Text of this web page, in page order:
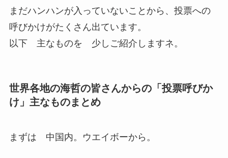
まだハンハンが入っていないことから、投票への
呼びかけがたくさん出ています。
以下 主なものを 少しご紹介しますネ。
世界各地の海哲の皆さんからの「投票呼びか
け」主なものまとめ
まずは 中国内。ウエイボーから。